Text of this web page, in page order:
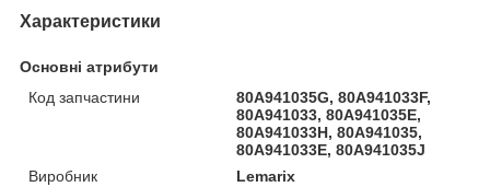
Характеристики
Основні атрибути
Код запчастини
80A941035G, 80A941033F,
80A941033, 80A941035E,
80A941033H, 80A941035,
80A941033E, 80A941035J
Виробник
Lemarix